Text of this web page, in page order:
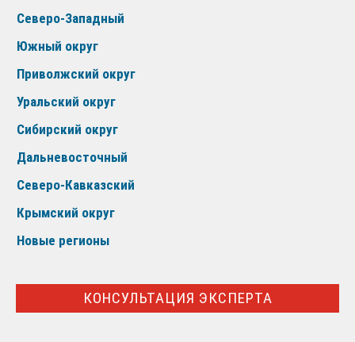
Северо-Западный
Южный округ
Приволжский округ
Уральский округ
Сибирский округ
Дальневосточный
Северо-Кавказский
Крымский округ
Новые регионы
КОНСУЛЬТАЦИЯ ЭКСПЕРТА